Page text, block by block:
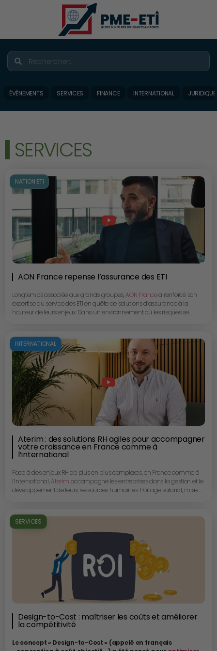
ÉVÈNEMENTS SERVICES FINANCE INTERNATIONAL JURIDIQUE
SERVICES
NATION ETI
AON France repense l’assurance des ETI
Longtemps associée aux grands groupes,AON Francea renforcé son
expertise au service des ETI en quête de solutions d’assurance à la
hauteur de leurs enjeux. Dans un environnement où les risques se
secteurs qu’ils accompagnent, et à l’intégration avancée de la data et
de l’intelligence artificielle, AON propose des analyses fines et des
dispositifs sur mesure pour sécuriser la croissance, protéger l’activité et
accompagner le développement des ETI. Morad Makhloufi, Directeur
Clientèle chez AON France, nous partage son parcours, sa vision du
métier et son expérience terrain, en éclairant la manière dont AON
adapte son savoir-faire historique aux enjeux spécifiques des ETI et des
PME.
INTERNATIONAL
Aterim : des solutions RH agiles pour accompagner
votre croissance en France comme à
l’international
Face à des enjeux RH de plus en plus complexes, en France comme à
l’international,Aterim accompagne les entreprises dans la gestion et le
développement de leurs ressources humaines. Portage salarial, mise à
complètes, flexibles et personnalisées, permettant aux organisations de
gagner en agilité tout en se concentrant sur leur cœur d’activité. De la
contractualisation à la gestion de la paie, en passant par les
démarches administratives et réglementaires, Aterim simplifie chaque
étape avec une approche transparente et sans frais de mise en place.
Guillaume Riggi, Président, Charlotte Dagommer et Emma Riggi,
chargées d’affaires, présentent l’offre et les spécificités d’Aterim.
SERVICES
Design-to-Cost : maîtriser les coûts et améliorer
la compétitivité
Le concept « Design-to-Cost » (appelé en français